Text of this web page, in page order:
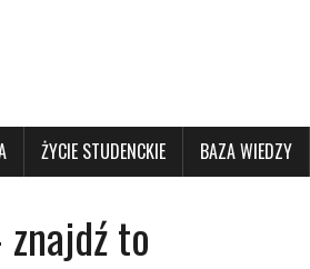
ŻYCIE STUDENCKIE BAZA WIEDZY
to